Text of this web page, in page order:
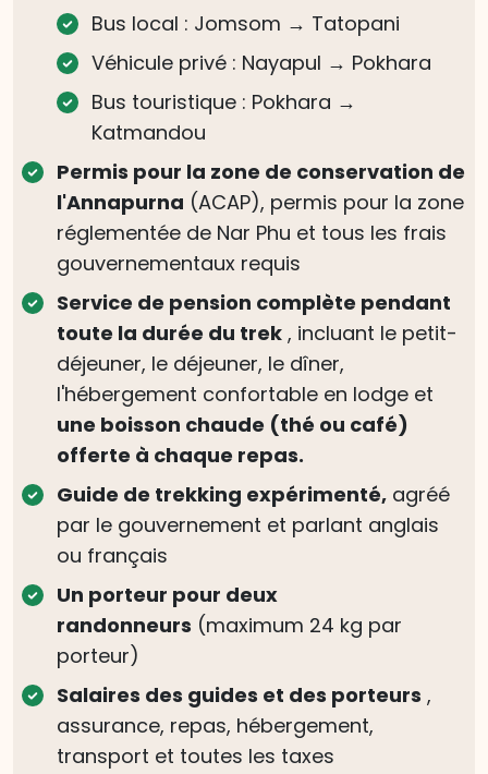
Bus local : Jomsom → Tatopani
Véhicule privé : Nayapul → Pokhara
Bus touristique : Pokhara →
Katmandou
Permis pour la zone de conservation de
l'Annapurna (ACAP), permis pour la zone
réglementée de Nar Phu et tous les frais
gouvernementaux requis
Service de pension complète pendant
toute la durée du trek , incluant le petit-
déjeuner, le déjeuner, le dîner,
l'hébergement confortable en lodge et
une boisson chaude (thé ou café)
offerte à chaque repas.
Guide de trekking expérimenté, agréé
par le gouvernement et parlant anglais
ou français
Un porteur pour deux
randonneurs (maximum 24 kg par
porteur)
Salaires des guides et des porteurs ,
assurance, repas, hébergement,
transport et toutes les taxes